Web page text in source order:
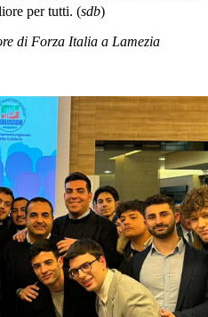
per tutti. (sdb)
di Forza Italia a Lamezia